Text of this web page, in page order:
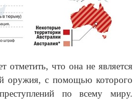
отметить, что она не является
оружия, с помощью которого
по всему миру.